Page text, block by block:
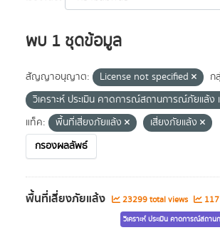
พบ 1 ชุดข้อมูล
สัญญาอนุญาต: License not specified
ก
วิเคราะห์ ประเมิน คาดการณ์สถานการณ์ภัยแล้ง
แท็ค:
พื้นที่เสี่ยงภัยแล้ง
เสี่ยงภัยแล้ง
กรองผลลัพธ์
พื้นที่เสี่ยงภัยแล้ง 23299 total views
วิเคราะห์ ประเมิน คาดการณ์สถา